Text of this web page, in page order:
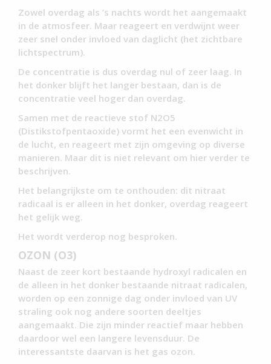
Zowel overdag als ’s nachts wordt het aangemaakt
in de atmosfeer. Maar reageert en verdwijnt weer
zeer snel onder invloed van daglicht (het zichtbare
lichtspectrum).
De concentratie is dus overdag nul of zeer laag. In
het donker blijft het langer bestaan, dan is de
concentratie veel hoger dan overdag.
Samen met de reactieve stof N2O5
(Distikstofpentaoxide) vormt het een evenwicht in
de lucht, en reageert met zijn omgeving op diverse
manieren. Maar dit is niet relevant om hier verder te
beschrijven.
Het belangrijkste om te onthouden: dit nitraat
radicaal is er alleen in het donker, overdag reageert
het gelijk weg.
Het wordt verderop nog besproken.
OZON (O3)
Naast de zeer kort bestaande hydroxyl radicalen en
de alleen in het donker bestaande nitraat radicalen,
worden op een zonnige dag onder invloed van UV
straling ook nog andere soorten deeltjes
aangemaakt. Die zijn minder reactief maar hebben
daardoor wel een langere levensduur. De
interessantste daarvan is het gas ozon.